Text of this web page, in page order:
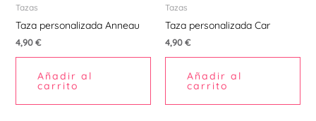
Tazas
Taza personalizada Anneau
4,90€
Añadir al
carrito
Tazas
Taza personalizada Car
4,90€
Añadir al
carrito